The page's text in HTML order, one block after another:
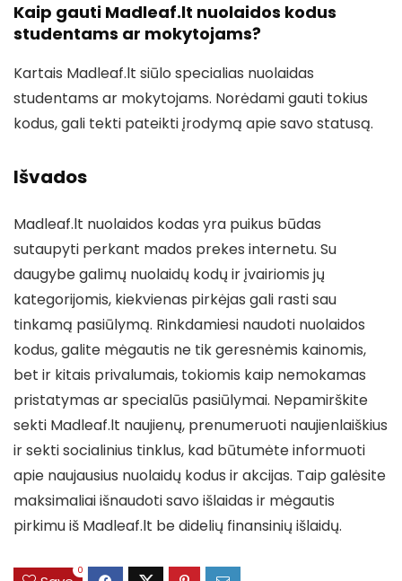
Kaip gauti Madleaf.lt nuolaidos kodus
studentams ar mokytojams?
Kartais Madleaf.lt siūlo specialias nuolaidas
studentams ar mokytojams. Norėdami gauti tokius
kodus, gali tekti pateikti įrodymą apie savo statusą.
Išvados
Madleaf.lt nuolaidos kodas yra puikus būdas
sutaupyti perkant mados prekes internetu. Su
daugybe galimų nuolaidų kodų ir įvairiomis jų
kategorijomis, kiekvienas pirkėjas gali rasti sau
tinkamą pasiūlymą. Rinkdamiesi naudoti nuolaidos
kodus, galite mėgautis ne tik geresnėmis kainomis,
bet ir kitais privalumais, tokiomis kaip nemokamas
pristatymas ar specialūs pasiūlymai. Nepamirškite
sekti Madleaf.lt naujienų, prenumeruoti naujienlaiškius
ir sekti socialinius tinklus, kad būtumėte informuoti
apie naujausius nuolaidų kodus ir akcijas. Taip galėsite
maksimaliai išnaudoti savo išlaidas ir mėgautis
pirkimu iš Madleaf.lt be didelių finansinių išlaidų.
0